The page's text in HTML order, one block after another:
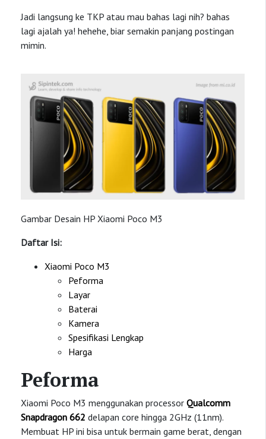
Jadi langsung ke TKP atau mau bahas lagi nih? bahas
lagi ajalah ya! hehehe, biar semakin panjang postingan
mimin.
Gambar Desain HP Xiaomi Poco M3
Daftar Isi:
Xiaomi Poco M3
Peforma
Layar
Baterai
Kamera
Spesifikasi Lengkap
Harga
Peforma
Xiaomi Poco M3 menggunakan processor Qualcomm
Snapdragon 662 delapan core hingga 2GHz (11nm).
Membuat HP ini bisa untuk bermain game berat, dengan